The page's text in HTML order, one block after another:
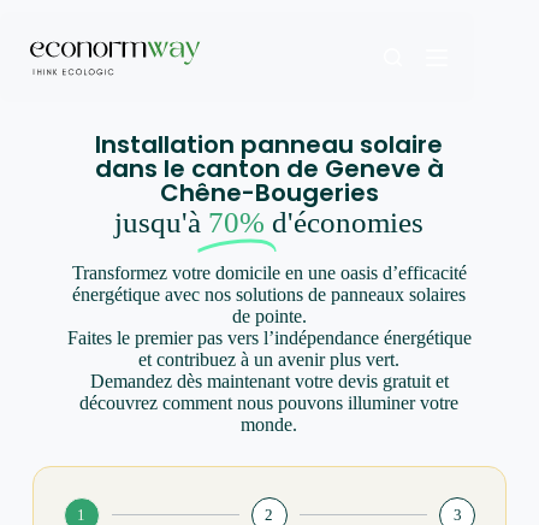
Installation panneau solaire
dans le canton de Geneve à
Chêne-Bougeries
jusqu'à 70% d'économies
Transformez votre domicile en une oasis d’efficacité
énergétique avec nos solutions de panneaux solaires
de pointe.
Faites le premier pas vers l’indépendance énergétique
et contribuez à un avenir plus vert.
Demandez dès maintenant votre devis gratuit et
découvrez comment nous pouvons illuminer votre
monde.
1 2 3